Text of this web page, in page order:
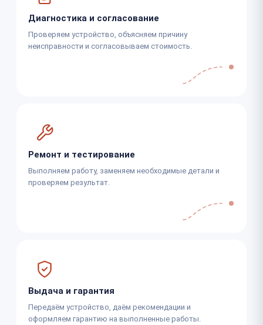
Диагностика и согласование
Проверяем устройство, объясняем причину
неисправности и согласовываем стоимость.
Ремонт и тестирование
Выполняем работу, заменяем необходимые детали и
проверяем результат.
Выдача и гарантия
Передаём устройство, даём рекомендации и
оформляем гарантию на выполненные работы.